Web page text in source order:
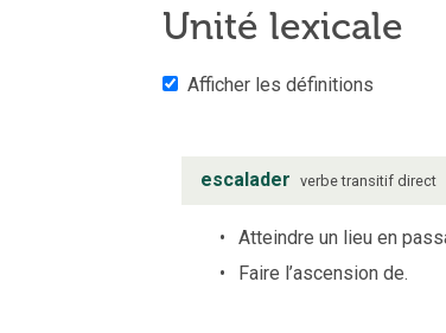
Unité lexicale
Afficher les définitions
escalader verbe transitif direct
Atteindre un lieu en
Faire l’ascension de.